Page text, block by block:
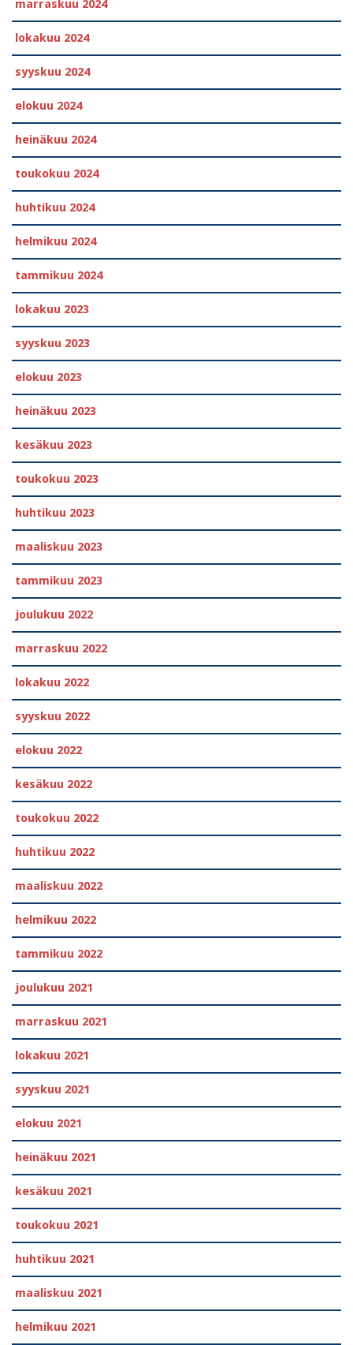
marraskuu 2024
lokakuu 2024
syyskuu 2024
elokuu 2024
heinäkuu 2024
toukokuu 2024
huhtikuu 2024
helmikuu 2024
tammikuu 2024
lokakuu 2023
syyskuu 2023
elokuu 2023
heinäkuu 2023
kesäkuu 2023
toukokuu 2023
huhtikuu 2023
maaliskuu 2023
tammikuu 2023
joulukuu 2022
marraskuu 2022
lokakuu 2022
syyskuu 2022
elokuu 2022
kesäkuu 2022
toukokuu 2022
huhtikuu 2022
maaliskuu 2022
helmikuu 2022
tammikuu 2022
joulukuu 2021
marraskuu 2021
lokakuu 2021
syyskuu 2021
elokuu 2021
heinäkuu 2021
kesäkuu 2021
toukokuu 2021
huhtikuu 2021
maaliskuu 2021
helmikuu 2021